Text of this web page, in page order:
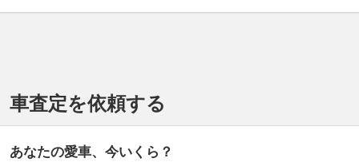
車査定を依頼する
あなたの愛車、今いくら？